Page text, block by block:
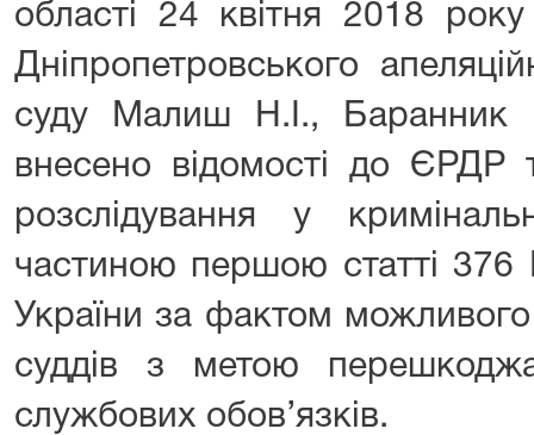
області 24 квітня 2018
Дніпропетровського
суду Малиш Н.І.,
внесено відомості до ЄРДР
розслідування у
частиною першою статті 376
України за фактом можливого
суддів з метою
службових обов’язків.